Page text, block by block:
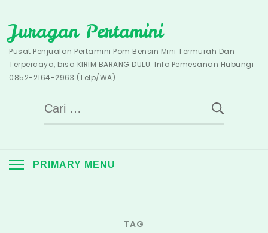
to
content
Juragan Pertamini
Pusat Penjualan Pertamini Pom Bensin Mini Termurah Dan
Terpercaya, bisa KIRIM BARANG DULU. Info Pemesanan Hubungi
0852-2164-2963 (Telp/WA).
Cari
untuk:
PRIMARY MENU
TAG